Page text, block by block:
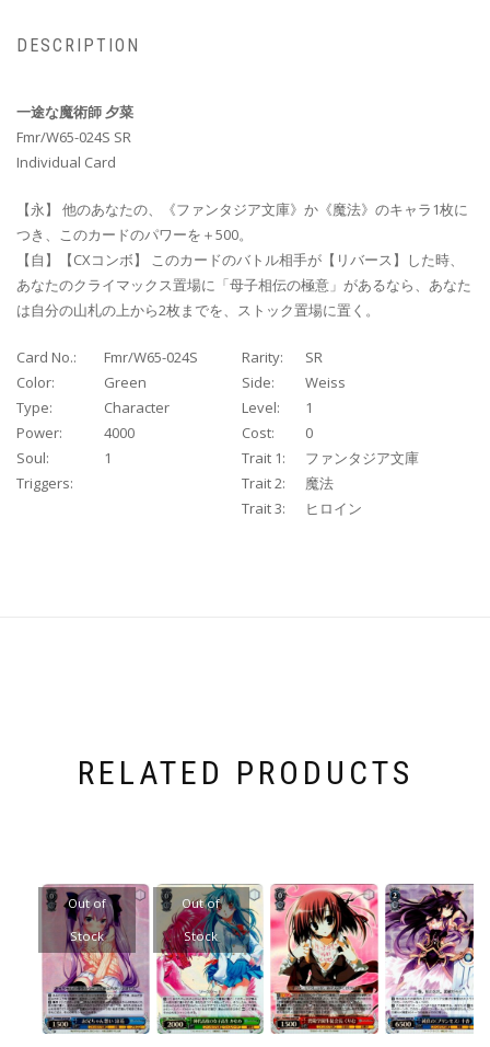
DESCRIPTION
一途な魔術師 夕菜
Fmr/W65-024S SR
Individual Card
【永】 他のあなたの、《ファンタジア文庫》か《魔法》のキャラ1枚に
つき、このカードのパワーを＋500。
【自】【CXコンボ】 このカードのバトル相手が【リバース】した時、
あなたのクライマックス置場に「母子相伝の極意」があるなら、あなた
は自分の山札の上から2枚までを、ストック置場に置く。
Card No.: Fmr/W65-024S Rarity:
SR
Color:
Green Side:
Weiss
Type:
Character Level:
1
Power:
4000 Cost:
0
Soul:
1 Trait 1:
ファンタジア文庫
Triggers:
Trait 2:
魔法
Trait 3:
ヒロイン
RELATED PRODUCTS
Out of
Stock
Out of
Stock